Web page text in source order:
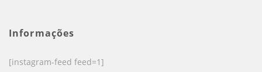
Informações
[instagram-feed feed=1]